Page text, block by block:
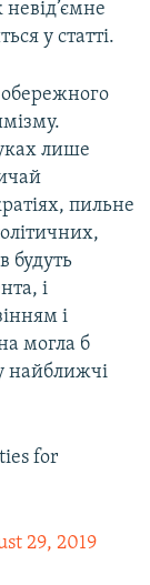
невід’ємне
у статті.
обережного
лише
пильне
будуть
і
і
могла б
найближчі
for
29, 2019